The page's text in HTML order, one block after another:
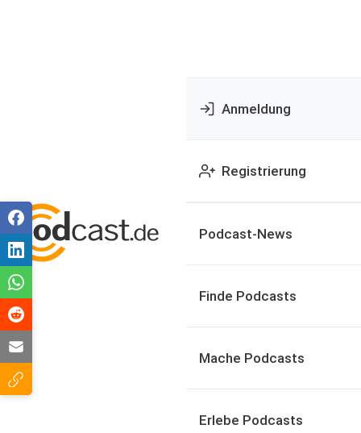
Anmeldung
Registrierung
Podcast-News
Finde Podcasts
Mache Podcasts
Erlebe Podcasts